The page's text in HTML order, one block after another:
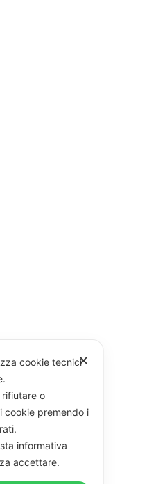
✕
cookie tecnici
o
cookie premendo i
informativa
accettare.